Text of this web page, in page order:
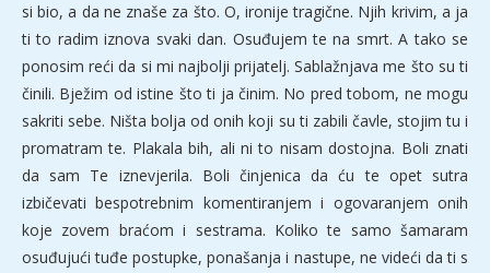
si bio, a da ne znaše za što. O, ironije tragične. Njih krivim, a ja
ti to radim iznova svaki dan. Osuđujem te na smrt. A tako se
ponosim reći da si mi najbolji prijatelj. Sablažnjava me što su ti
činili. Bježim od istine što ti ja činim. No pred tobom, ne mogu
sakriti sebe. Ništa bolja od onih koji su ti zabili čavle, stojim tu i
promatram te. Plakala bih, ali ni to nisam dostojna. Boli znati
da sam Te iznevjerila. Boli činjenica da ću te opet sutra
izbičevati bespotrebnim komentiranjem i ogovaranjem onih
koje zovem braćom i sestrama. Koliko te samo šamaram
osuđujući tuđe postupke, ponašanja i nastupe, ne videći da ti s